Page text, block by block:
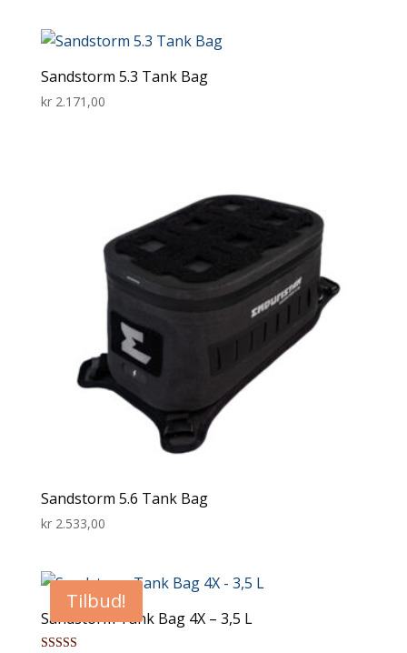
Sandstorm 5.3 Tank Bag
kr2.171,00
Sandstorm 5.6 Tank Bag
kr2.533,00
Tilbud!
Sandstorm Tank Bag 4X – 3,5 L